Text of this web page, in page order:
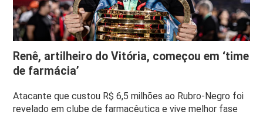
Renê, artilheiro do Vitória, começou em ‘time
de farmácia’
Atacante que custou R$ 6,5 milhões ao Rubro-Negro foi
revelado em clube de farmacêutica e vive melhor fase